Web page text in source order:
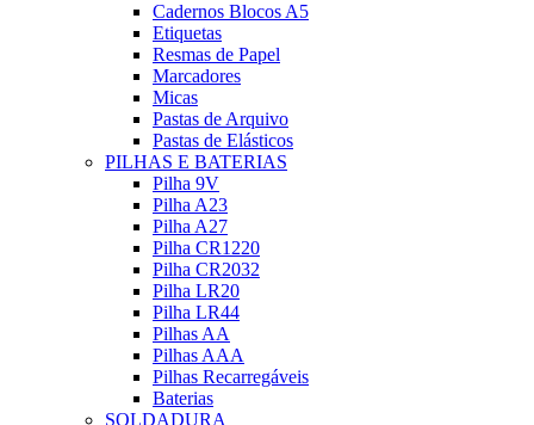
Cadernos Blocos A5
Etiquetas
Resmas de Papel
Marcadores
Micas
Pastas de Arquivo
Pastas de Elásticos
PILHAS E BATERIAS
Pilha 9V
Pilha A23
Pilha A27
Pilha CR1220
Pilha CR2032
Pilha LR20
Pilha LR44
Pilhas AA
Pilhas AAA
Pilhas Recarregáveis
Baterias
SOLDADURA